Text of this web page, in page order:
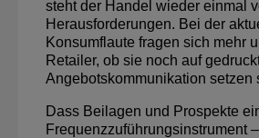
steht der Handel wieder einmal
Herausforderungen. Bei der
Konsumflaute fragen sich mehr
Retailer, ob sie noch auf
Angebotskommunikation setzen
Dass Beilagen und Prospekte
Frequenzzuführungsinstrument